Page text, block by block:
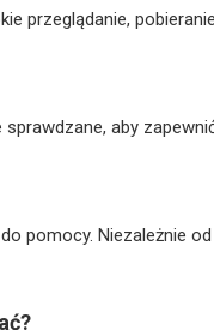
przeglądanie,
aby
pomocy. Niezależnie